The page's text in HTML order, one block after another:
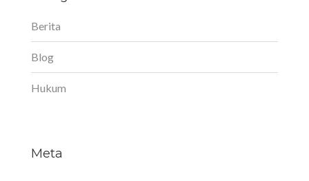
Berita
Blog
Hukum
Meta